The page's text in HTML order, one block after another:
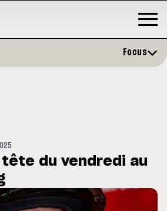
Zarco évite l'opération et vise
retour en septembre
Focus
tête du vendredi au